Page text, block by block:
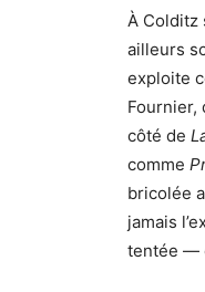
À Colditz
ailleurs
exploite
Fournier,
côté de
comme
bricolée
jamais
tentée —